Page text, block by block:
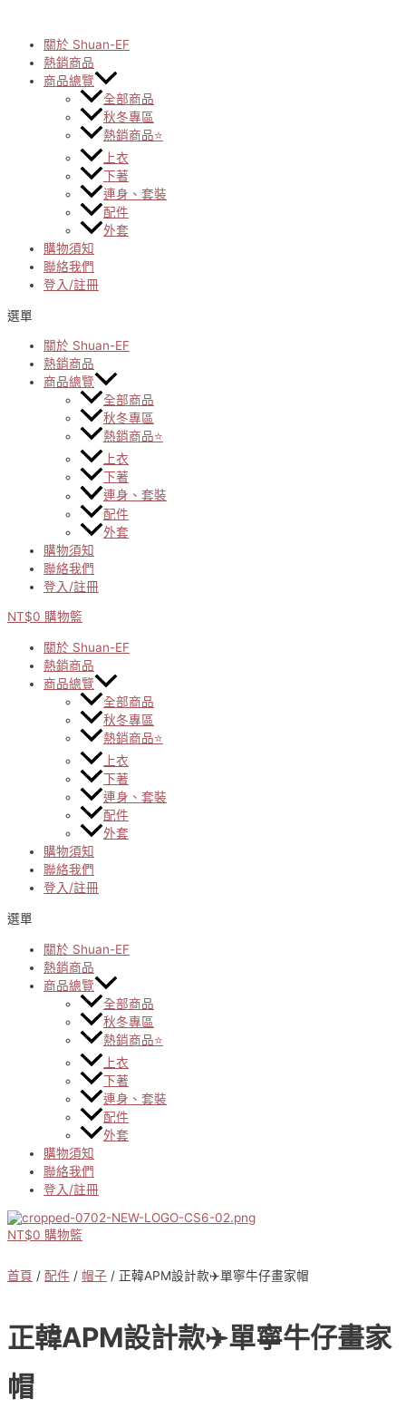
content關於 Shuan-EF
熱銷商品
商品總覽
全部商品
秋冬專區
熱銷商品⭐
上衣
下著
連身、套裝
配件
外套
購物須知
聯絡我們
登入/註冊
選單
關於 Shuan-EF
熱銷商品
商品總覽
全部商品
秋冬專區
熱銷商品⭐
上衣
下著
連身、套裝
配件
外套
購物須知
聯絡我們
登入/註冊
NT$0 購物籃
關於 Shuan-EF
熱銷商品
商品總覽
全部商品
秋冬專區
熱銷商品⭐
上衣
下著
連身、套裝
配件
外套
購物須知
聯絡我們
登入/註冊
選單
關於 Shuan-EF
熱銷商品
商品總覽
全部商品
秋冬專區
熱銷商品⭐
上衣
下著
連身、套裝
配件
外套
購物須知
聯絡我們
登入/註冊
NT$0 購物籃
首頁 / 配件 / 帽子 / 正韓APM設計款✈️單寧牛仔畫家帽
正韓APM設計款✈️單寧牛仔畫家
帽